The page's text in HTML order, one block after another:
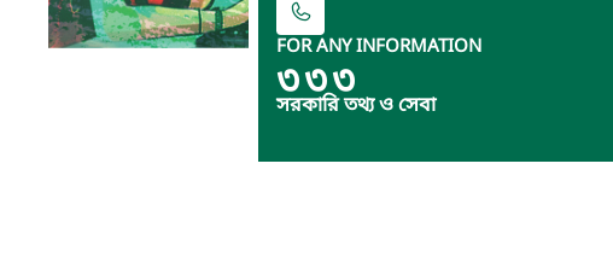
FOR ANY INFORMATION
৩৩৩
সরকারি তথ্য ও সেবা